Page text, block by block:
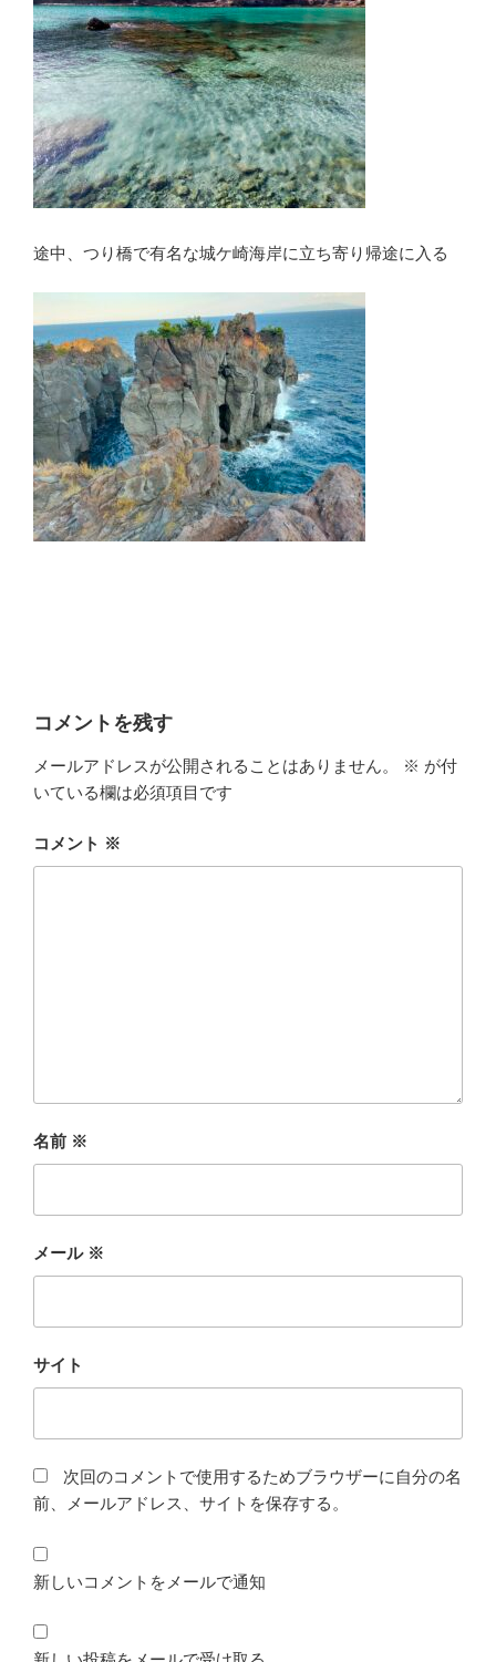
途中、つり橋で有名な城ケ崎海岸に立ち寄り帰途に入る
コメントを残す
メールアドレスが公開されることはありません。 ※ が付
いている欄は必須項目です
コメント ※
名前 ※
メール ※
サイト
次回のコメントで使用するためブラウザーに自分の名
前、メールアドレス、サイトを保存する。
新しいコメントをメールで通知